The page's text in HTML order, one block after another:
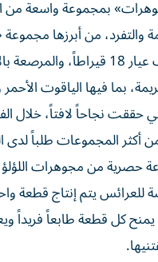
بمجموعة واسعة من
والتفرد، من أبرزها مجموعة
المصنوعة من الذهب عيار 18 قيراطاً،
بما فيها الياقوت الأحمر
حققت نجاحاً لافتاً، خلال
المجموعات طلباً لدى
حصرية من مجوهرات
يتم إنتاج قطعة
كل قطعة طابعاً فريداً